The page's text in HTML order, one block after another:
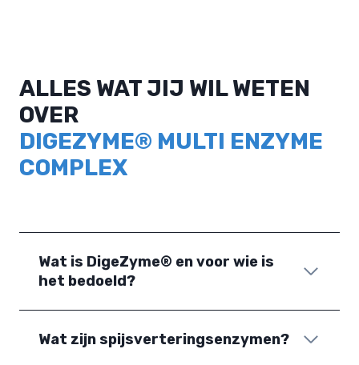
ALLES WAT JIJ WIL WETEN
OVER
DIGEZYME® MULTI ENZYME
COMPLEX
Wat is DigeZyme® en voor wie is
het bedoeld?
Wat zijn spijsverteringsenzymen?